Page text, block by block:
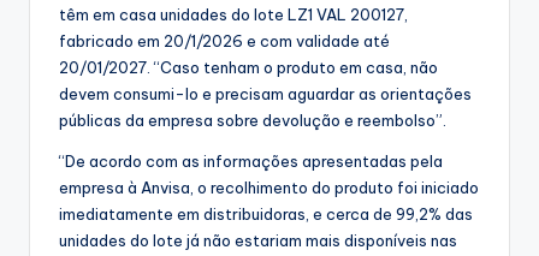
têm em casa unidades do lote LZ1 VAL 200127,
fabricado em 20/1/2026 e com validade até
20/01/2027. “Caso tenham o produto em casa, não
devem consumi-lo e precisam aguardar as orientações
públicas da empresa sobre devolução e reembolso”.
“De acordo com as informações apresentadas pela
empresa à Anvisa, o recolhimento do produto foi iniciado
imediatamente em distribuidoras, e cerca de 99,2% das
unidades do lote já não estariam mais disponíveis nas